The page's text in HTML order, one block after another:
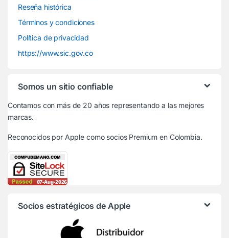
Reseña histórica
Términos y condiciones
Política de privacidad
https://www.sic.gov.co
Somos un sitio confiable
Contamos con más de 20 años representando a las mejores
marcas.
Reconocidos por Apple como socios Premium en Colombia.
Socios estratégicos de Apple